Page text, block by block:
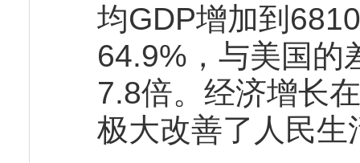
均GDP增加到
64.9%，与美国的
7.8倍。经济增长
极大改善了人民生